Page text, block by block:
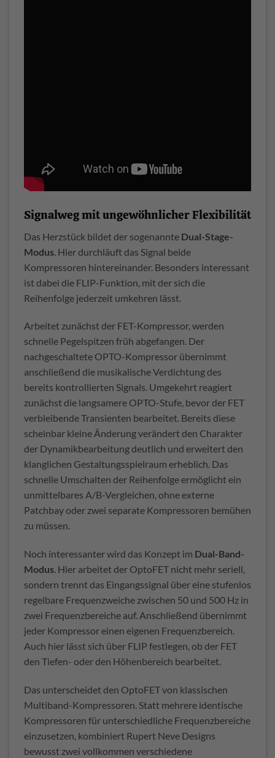
Signalweg mit ungewöhnlicher Flexibilität
Das Herzstück bildet der sogenannte Dual-Stage-
Modus . Hier durchläuft das Signal beide
Kompressoren hintereinander. Besonders interessant
ist dabei die FLIP-Funktion, mit der sich die
Reihenfolge jederzeit umkehren lässt.
Arbeitet zunächst der FET-Kompressor, werden
schnelle Pegelspitzen früh abgefangen. Der
nachgeschaltete OPTO-Kompressor übernimmt
anschließend die musikalische Verdichtung des
bereits kontrollierten Signals. Umgekehrt reagiert
zunächst die langsamere OPTO-Stufe, bevor der FET
verbleibende Transienten bearbeitet. Bereits diese
scheinbar kleine Änderung verändert den Charakter
der Dynamikbearbeitung deutlich und erweitert den
klanglichen Gestaltungsspielraum erheblich. Das
schnelle Umschalten der Reihenfolge ermöglicht ein
unmittelbares A/B-Vergleichen, ohne externe
Patchbay oder zwei separate Kompressoren bemühen
zu müssen.
Noch interessanter wird das Konzept im Dual-Band-
Modus. Hier arbeitet der OptoFET nicht mehr seriell,
sondern trennt das Eingangssignal über eine stufenlos
regelbare Frequenzweiche zwischen 50 und 500 Hz in
zwei Frequenzbereiche auf. Anschließend übernimmt
jeder Kompressor einen eigenen Frequenzbereich.
Auch hier lässt sich über FLIP festlegen, ob der FET
den Tiefen- oder den Höhenbereich bearbeitet.
Das unterscheidet den OptoFET von klassischen
Multiband-Kompressoren. Statt mehrere identische
Kompressoren für unterschiedliche Frequenzbereiche
einzusetzen, kombiniert Rupert Neve Designs
bewusst zwei vollkommen verschiedene